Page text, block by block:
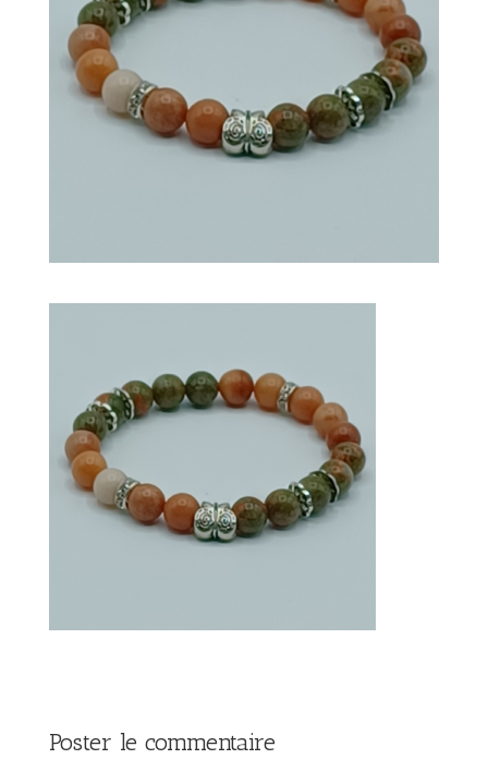
Poster le commentaire